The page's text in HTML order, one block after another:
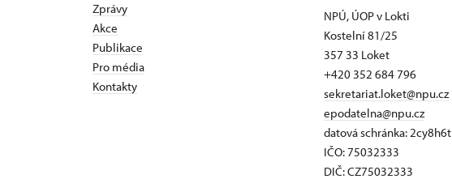
Zprávy
Akce
Publikace
Pro média
Kontakty
NPÚ, ÚOP v Lokti
Kostelní 81/25
357 33 Loket
+420 352 684 796
sekretariat.loket@npu.cz
epodatelna@npu.cz
datová schránka: 2cy8h6t​
IČO: 75032333
DIČ: CZ75032333